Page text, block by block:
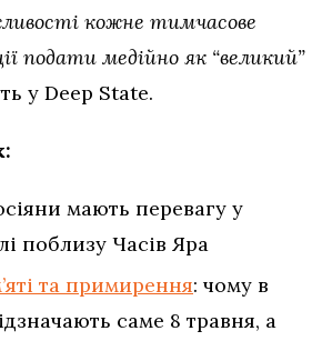
кожне тимчасове
подати медійно як “великий”
у Deep State.
мають перевагу у
поблизу Часів Яра
та примирення: чому в
саме 8 травня, а